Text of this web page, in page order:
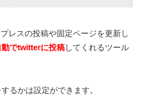
レスの投稿や固定ページを更新し
動でtwitterに投稿してくれるツール
るかは設定ができます。